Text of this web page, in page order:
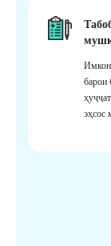
барои
эҳсос